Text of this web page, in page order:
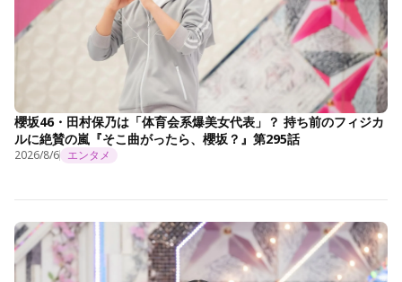
櫻坂46・田村保乃は「体育会系爆美女代表」？ 持ち前のフィジカ
ルに絶賛の嵐『そこ曲がったら、櫻坂？』第295話
2026/8/6 エンタメ